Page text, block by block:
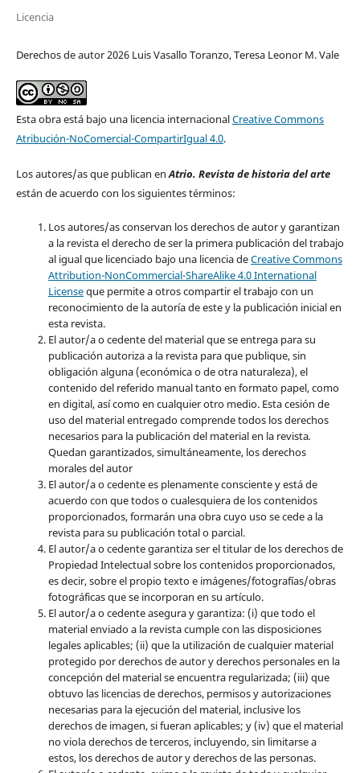
Licencia
Derechos de autor 2026 Luis Vasallo Toranzo, Teresa Leonor M. Vale
Esta obra está bajo una licencia internacionalCreative Commons
Atribución-NoComercial-CompartirIgual 4.0.
Los autores/as que publican en Atrio. Revista de historia del arte
están de acuerdo con los siguientes términos:
Los autores/as conservan los derechos de autor y garantizan
a la revista el derecho de ser la primera publicación del trabajo
al igual que licenciado bajo una licencia deCreative Commons
Attribution-NonCommercial-ShareAlike 4.0 International
Licenseque permite a otros compartir el trabajo con un
reconocimiento de la autoría de este y la publicación inicial en
esta revista.
El autor/a o cedente del material que se entrega para su
publicación autoriza a la revista para que publique, sin
obligación alguna (económica o de otra naturaleza), el
contenido del referido manual tanto en formato papel, como
en digital, así como en cualquier otro medio. Esta cesión de
uso del material entregado comprende todos los derechos
necesarios para la publicación del material en la revista.
Quedan garantizados, simultáneamente, los derechos
morales del autor
El autor/a o cedente es plenamente consciente y está de
acuerdo con que todos o cualesquiera de los contenidos
proporcionados, formarán una obra cuyo uso se cede a la
revista para su publicación total o parcial.
El autor/a o cedente garantiza ser el titular de los derechos de
Propiedad Intelectual sobre los contenidos proporcionados,
es decir, sobre el propio texto e imágenes/fotografías/obras
fotográficas que se incorporan en su artículo.
El autor/a o cedente asegura y garantiza: (i) que todo el
material enviado a la revista cumple con las disposiciones
legales aplicables; (ii) que la utilización de cualquier material
protegido por derechos de autor y derechos personales en la
concepción del material se encuentra regularizada; (iii) que
obtuvo las licencias de derechos, permisos y autorizaciones
necesarias para la ejecución del material, inclusive los
derechos de imagen, si fueran aplicables; y (iv) que el material
no viola derechos de terceros, incluyendo, sin limitarse a
estos, los derechos de autor y derechos de las personas.